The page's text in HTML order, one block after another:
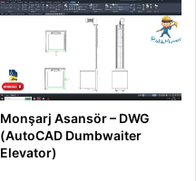
Monşarj Asansör – DWG
(AutoCAD Dumbwaiter
Elevator)